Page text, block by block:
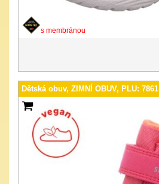
s membránou
Dětská obuv, ZIMNÍ OBUV, PLU: 7861